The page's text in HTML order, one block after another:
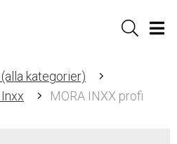
Sök
kategorier)
MORA INXX profi